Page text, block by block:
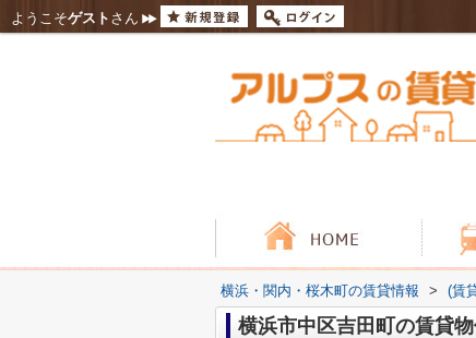
ようこそゲスト さん
横浜・関内・桜木町の賃貸情報 > (賃
横浜市中区吉田町の賃貸